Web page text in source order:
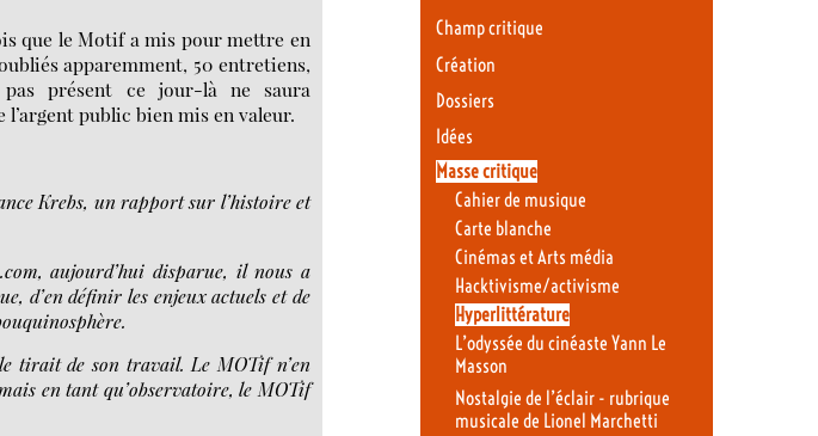
que le Motif a mis pour mettre en
apparemment, 50 entretiens,
présent ce jour-là ne saura
public bien mis en valeur.
Krebs, un rapport sur l’histoire et
aujourd’hui disparue, il nous a
d’en définir les enjeux actuels et de
tirait de son travail. Le MOTif n’en
en tant qu’observatoire, le MOTif
Champ critique
Création
Dossiers
Idées
Masse critique
Cahier de musique
Carte blanche
Cinémas et Arts média
Hacktivisme/activisme
Hyperlittérature
L’odyssée du cinéaste Yann Le
Masson
Nostalgie de l’éclair - rubrique
musicale de Lionel Marchetti